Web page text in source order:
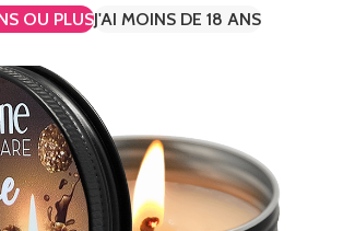
OU PLUSJ'AI MOINS DE 18 ANS